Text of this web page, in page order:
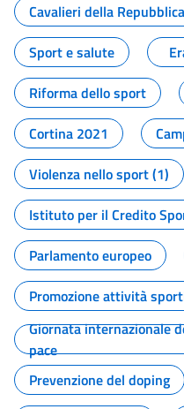
Cavalieri della Repubblica
Sport e salute
Riforma dello sport
Cortina 2021
Violenza nello sport (1)
Istituto per il Credito
Parlamento europeo
Promozione attività
Giornata internazionale
pace
Prevenzione del doping